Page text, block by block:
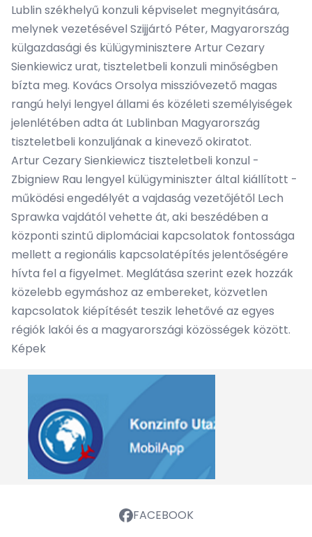
Lublin székhelyű konzuli képviselet megnyitására,
melynek vezetésével Szijjártó Péter, Magyarország
külgazdasági és külügyminisztere Artur Cezary
Sienkiewicz urat, tiszteletbeli konzuli minőségben
bízta meg. Kovács Orsolya misszióvezető magas
rangú helyi lengyel állami és közéleti személyiségek
jelenlétében adta át Lublinban Magyarország
tiszteletbeli konzuljának a kinevező okiratot.
Artur Cezary Sienkiewicz tiszteletbeli konzul -
Zbigniew Rau lengyel külügyminiszter által kiállított -
működési engedélyét a vajdaság vezetőjétől Lech
Sprawka vajdától vehette át, aki beszédében a
központi szintű diplomáciai kapcsolatok fontossága
mellett a regionális kapcsolatépítés jelentőségére
hívta fel a figyelmet. Meglátása szerint ezek hozzák
közelebb egymáshoz az embereket, közvetlen
kapcsolatok kiépítését teszik lehetővé az egyes
régiók lakói és a magyarországi közösségek között.
Képek
FACEBOOK